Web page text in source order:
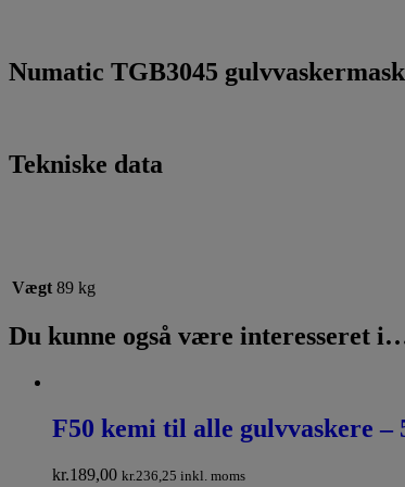
Numatic TGB3045
Tekniske data
Vægt 89 kg
Du kunne også være interesseret
F50 kemi til alle gulvvaskere –
kr.189,00 kr.236,25 inkl. moms